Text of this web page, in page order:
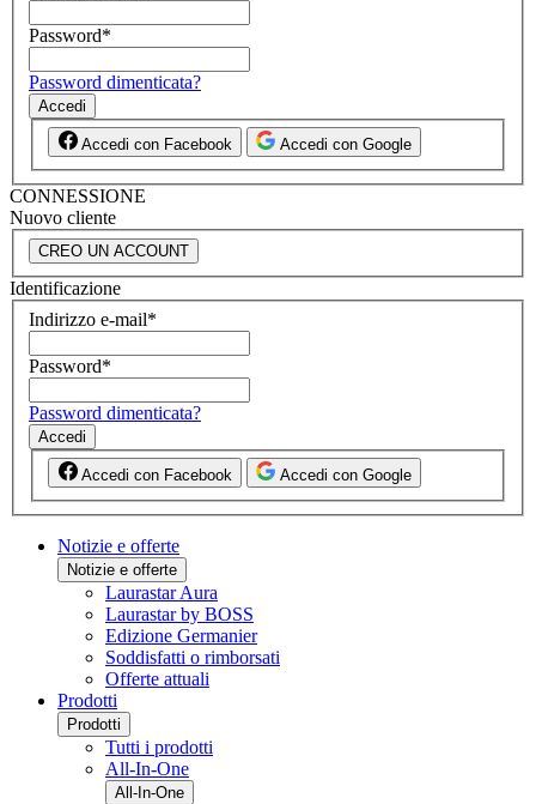
Password*
Password dimenticata?
Accedi
Accedi con Facebook Accedi con Google
CONNESSIONE
Nuovo cliente
CREO UN ACCOUNT
Identificazione
Indirizzo e-mail*
Password*
Password dimenticata?
Accedi
Accedi con Facebook Accedi con Google
Notizie e offerte
Notizie e offerte
Laurastar Aura
Laurastar by BOSS
Edizione Germanier
Soddisfatti o rimborsati
Offerte attuali
Prodotti
Prodotti
Tutti i prodotti
All-In-One
All-In-One